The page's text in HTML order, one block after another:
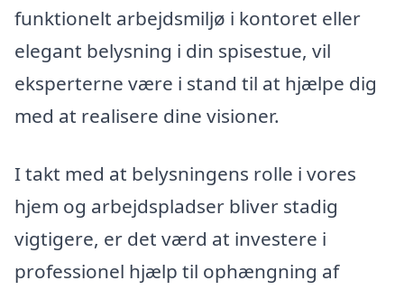
funktionelt arbejdsmiljø i kontoret eller
elegant belysning i din spisestue, vil
eksperterne være i stand til at hjælpe dig
med at realisere dine visioner.
I takt med at belysningens rolle i vores
hjem og arbejdspladser bliver stadig
vigtigere, er det værd at investere i
professionel hjælp til ophængning af